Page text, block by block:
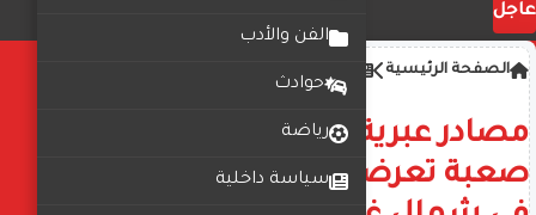
الفن والأدب
حوادث
رياضة
سياسة داخلية
عاجل
الصفحة الرئيسية
مصادر عبرية :4 أحداث أمنية
صعبة تعرضت لها قوات الجيش